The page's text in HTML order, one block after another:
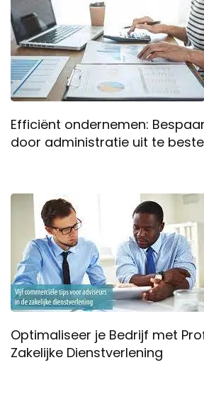
Efficiënt ondernemen:
door administratie uit te
Optimaliseer je Bedrijf met
Zakelijke Dienstverlening